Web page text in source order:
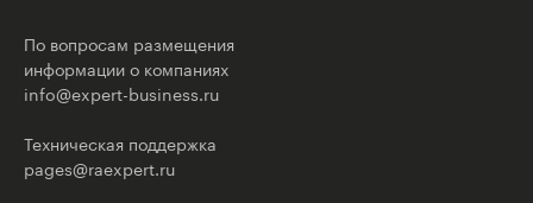
По вопросам размещения
информации о компаниях
info@expert-business.ru
Техническая поддержка
pages@raexpert.ru